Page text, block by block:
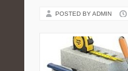
POSTED BY ADMIN